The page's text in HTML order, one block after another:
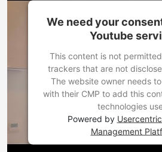
We need your
Youtube
This content is not
trackers that are not
The website owner needs
with their CMP to add this
technologies
Powered by
Management